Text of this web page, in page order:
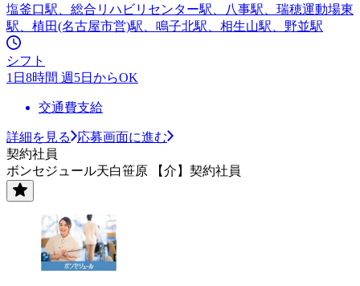
塩釜口駅、総合リハビリセンター駅、八事駅、瑞穂運動場東
駅、植田(名古屋市営)駅、鳴子北駅、相生山駅、野並駅
シフト
1日8時間 週5日からOK
交通費支給
詳細を見る
応募画面に進む
契約社員
ボンセジュール天白笹原 【介】契約社員